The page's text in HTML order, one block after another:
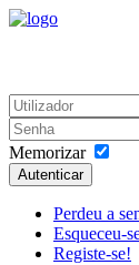
Memorizar
Autenticar
Perdeu a
Esqueceu-
Registe-se!